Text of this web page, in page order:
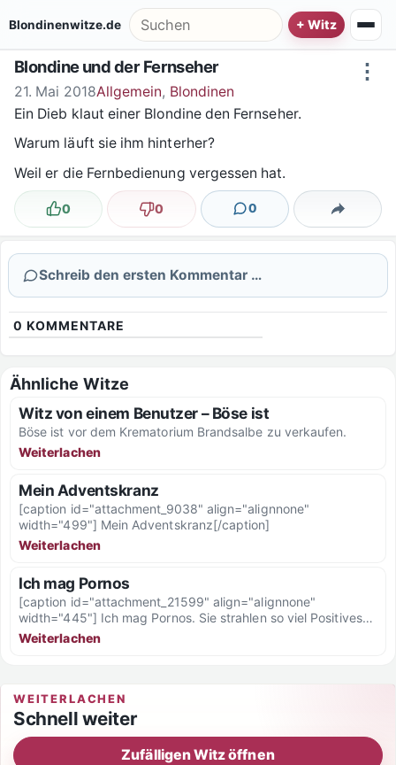
Blondinenwitze.de Suche nach:
⋮
Blondine und der Fernseher
21. Mai 2018Allgemein, Blondinen
Ein Dieb klaut einer Blondine den Fernseher.
Warum läuft sie ihm hinterher?
Weil er die Fernbedienung vergessen hat.
Lustig
0 Nicht lustig
0 0
Kommentare Teilen
Schreib den ersten Kommentar …
0 KOMMENTARE
Ähnliche Witze
Witz von einem Benutzer – Böse ist
Böse ist vor dem Krematorium Brandsalbe zu verkaufen.
Weiterlachen
Mein Adventskranz
[caption id="attachment_9038" align="alignnone"
width="499"] Mein Adventskranz[/caption]
Weiterlachen
Ich mag Pornos
[caption id="attachment_21599" align="alignnone"
width="445"] Ich mag Pornos. Sie strahlen so viel Positives
aus. Keine Schießereien, keine Terroristen, keine...
Weiterlachen
WEITERLACHEN
Schnell weiter
Zufälligen Witz öffnen